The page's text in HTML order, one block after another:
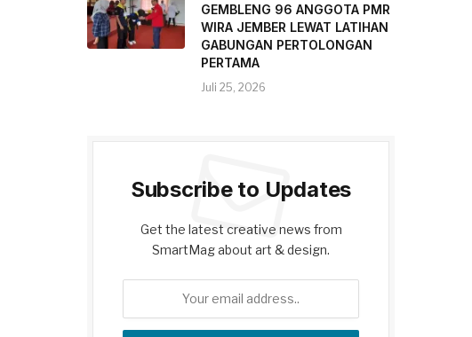
GEMBLENG 96 ANGGOTA PMR
WIRA JEMBER LEWAT LATIHAN
GABUNGAN PERTOLONGAN
PERTAMA
Juli 25, 2026
Subscribe to Updates
Get the latest creative news from
SmartMag about art & design.